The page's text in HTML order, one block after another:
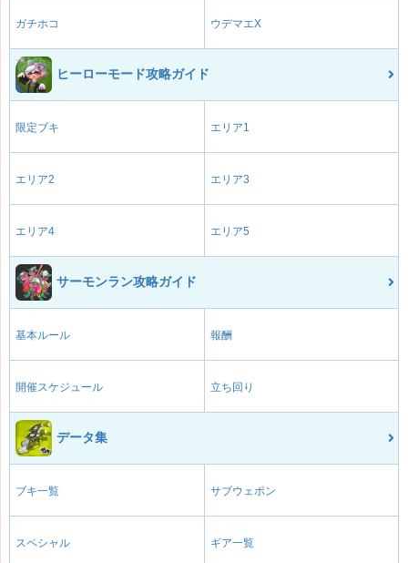
ガチホコ ウデマエX
ヒーローモード攻略ガイド
限定ブキ エリア1
エリア2 エリア3
エリア4 エリア5
サーモンラン攻略ガイド
基本ルール 報酬
開催スケジュール 立ち回り
データ集
ブキ一覧 サブウェポン
スペシャル ギア一覧